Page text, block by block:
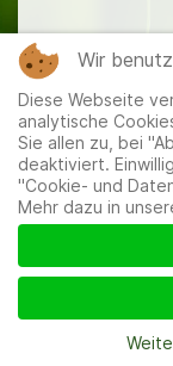
Mitglieder|
Wir
Diese Webseite
analytische
Sie allen zu, bei
deaktiviert.
"Cookie- und
Mehr dazu in